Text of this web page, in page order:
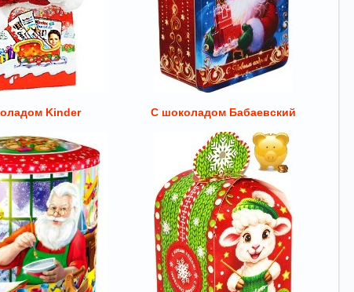
Kinder С шоколадом Бабаевский